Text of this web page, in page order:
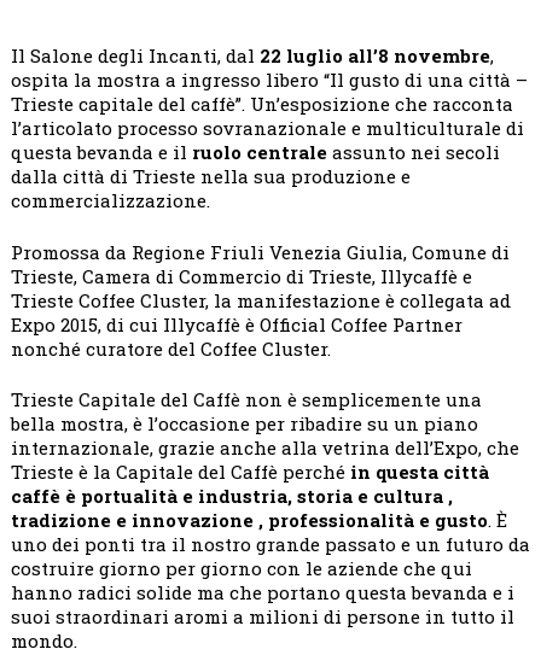
Il Salone degli Incanti, dal 22 luglio all’8 novembre,
ospita la mostra a ingresso libero “Il gusto di una città –
Trieste capitale del caffè”. Un’esposizione che racconta
l’articolato processo sovranazionale e multiculturale di
questa bevanda e il ruolo centraleassunto nei secoli
dalla città di Trieste nella sua produzione e
commercializzazione.
Promossa da Regione Friuli Venezia Giulia, Comune di
Trieste, Camera di Commercio di Trieste, Illycaffè e
Trieste Coffee Cluster, la manifestazione è collegata ad
Expo 2015, di cui Illycaffè è Official Coffee Partner
nonché curatore del Coffee Cluster.
Trieste Capitale del Caffè non è semplicemente una
bella mostra, è l’occasione per ribadire su un piano
internazionale, grazie anche alla vetrina dell’Expo, che
Trieste è la Capitale del Caffè perché in questa città
caffè è portualità e industria, storia e cultura ,
tradizione e innovazione , professionalità e gusto. È
uno dei ponti tra il nostro grande passato e un futuro da
costruire giorno per giorno con le aziende che qui
hanno radici solide ma che portano questa bevanda e i
suoi straordinari aromi a milioni di persone in tutto il
mondo.